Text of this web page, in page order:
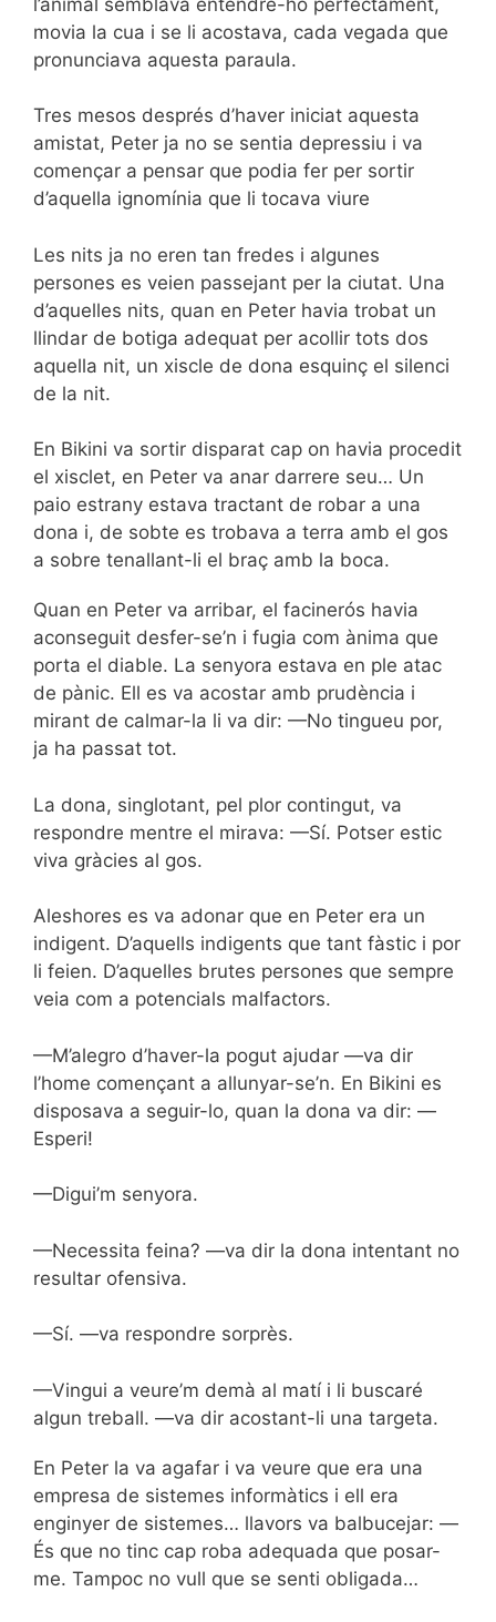
movia la cua i se li acostava, cada vegada que
pronunciava aquesta paraula.
Tres mesos després d’haver iniciat aquesta
amistat, Peter ja no se sentia depressiu i va
començar a pensar que podia fer per sortir
d’aquella ignomínia que li tocava viure
Les nits ja no eren tan fredes i algunes
persones es veien passejant per la ciutat. Una
d’aquelles nits, quan en Peter havia trobat un
llindar de botiga adequat per acollir tots dos
aquella nit, un xiscle de dona esquinç el silenci
de la nit.
En Bikini va sortir disparat cap on havia procedit
el xisclet, en Peter va anar darrere seu… Un
paio estrany estava tractant de robar a una
dona i, de sobte es trobava a terra amb el gos
a sobre tenallant-li el braç amb la boca.
Quan en Peter va arribar, el facinerós havia
aconseguit desfer-se’n i fugia com ànima que
porta el diable. La senyora estava en ple atac
de pànic. Ell es va acostar amb prudència i
mirant de calmar-la li va dir: —No tingueu por,
ja ha passat tot.
La dona, singlotant, pel plor contingut, va
respondre mentre el mirava: —Sí. Potser estic
viva gràcies al gos.
Aleshores es va adonar que en Peter era un
indigent. D’aquells indigents que tant fàstic i por
li feien. D’aquelles brutes persones que sempre
veia com a potencials malfactors.
—M’alegro d’haver-la pogut ajudar —va dir
l’home començant a allunyar-se’n. En Bikini es
disposava a seguir-lo, quan la dona va dir: —
Esperi!
—Digui’m senyora.
—Necessita feina? —va dir la dona intentant no
resultar ofensiva.
—Sí. —va respondre sorprès.
—Vingui a veure’m demà al matí i li buscaré
algun treball. —va dir acostant-li una targeta.
En Peter la va agafar i va veure que era una
empresa de sistemes informàtics i ell era
enginyer de sistemes… llavors va balbucejar: —
És que no tinc cap roba adequada que posar-
me. Tampoc no vull que se senti obligada…